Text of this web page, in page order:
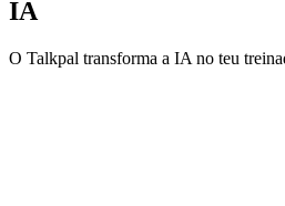
IA
O Talkpal transforma a IA no teu